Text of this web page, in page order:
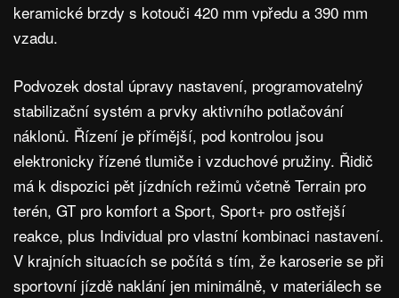
keramické brzdy s kotouči 420 mm vpředu a 390 mm
vzadu.
Podvozek dostal úpravy nastavení, programovatelný
stabilizační systém a prvky aktivního potlačování
náklonů. Řízení je přímější, pod kontrolou jsou
elektronicky řízené tlumiče i vzduchové pružiny. Řidič
má k dispozici pět jízdních režimů včetně Terrain pro
terén, GT pro komfort a Sport, Sport+ pro ostřejší
reakce, plus Individual pro vlastní kombinaci nastavení.
V krajních situacích se počítá s tím, že karoserie se při
sportovní jízdě naklání jen minimálně, v materiálech se